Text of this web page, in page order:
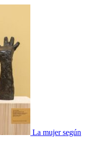
La mujer según